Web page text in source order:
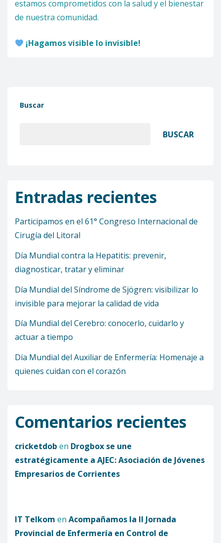
estamos comprometidos con la salud y el bienestar
de nuestra comunidad.
¡Hagamos visible lo invisible!
Buscar
BUSCAR
Entradas recientes
Participamos en el 61° Congreso Internacional de
Cirugía del Litoral
Día Mundial contra la Hepatitis: prevenir,
diagnosticar, tratar y eliminar
Día Mundial del Síndrome de Sjögren: visibilizar lo
invisible para mejorar la calidad de vida
Día Mundial del Cerebro: conocerlo, cuidarlo y
actuar a tiempo
Día Mundial del Auxiliar de Enfermería: Homenaje a
quienes cuidan con el corazón
Comentarios recientes
cricketdob en Drogbox se une
estratégicamente a AJEC: Asociación de Jóvenes
Empresarios de Corrientes
IT Telkom en Acompañamos la II Jornada
Provincial de Enfermería en Control de